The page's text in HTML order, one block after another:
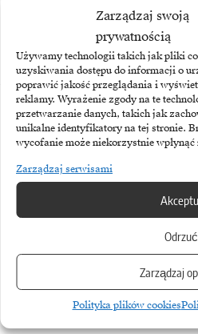
Zarządzaj swoją
prywatnością
Używamy technologii takich jak pliki
uzyskiwania dostępu do informacji o
poprawić jakość przeglądania i
reklamy. Wyrażenie zgody na te
przetwarzanie danych, takich jak
unikalne identyfikatory na tej stronie.
wycofanie może niekorzystnie
Zarządzaj serwisami
Odrzuć
Zarządzaj
Polityka plików cookies
Zobacz również